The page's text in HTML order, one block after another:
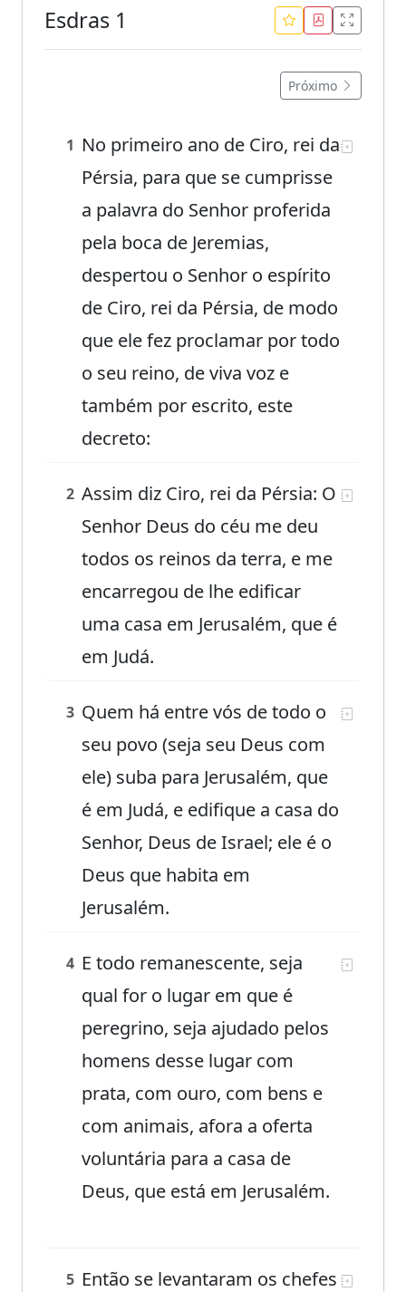
Esdras 1
Próximo
1 No primeiro ano de Ciro, rei da
Pérsia, para que se cumprisse
a palavra do Senhor proferida
pela boca de Jeremias,
despertou o Senhor o espírito
de Ciro, rei da Pérsia, de modo
que ele fez proclamar por todo
o seu reino, de viva voz e
também por escrito, este
decreto:
2 Assim diz Ciro, rei da Pérsia: O
Senhor Deus do céu me deu
todos os reinos da terra, e me
encarregou de lhe edificar
uma casa em Jerusalém, que é
em Judá.
3 Quem há entre vós de todo o
seu povo (seja seu Deus com
ele) suba para Jerusalém, que
é em Judá, e edifique a casa do
Senhor, Deus de Israel; ele é o
Deus que habita em
Jerusalém.
4 E todo remanescente, seja
qual for o lugar em que é
peregrino, seja ajudado pelos
homens desse lugar com
prata, com ouro, com bens e
com animais, afora a oferta
voluntária para a casa de
Deus, que está em Jerusalém.
5 Então se levantaram os chefes